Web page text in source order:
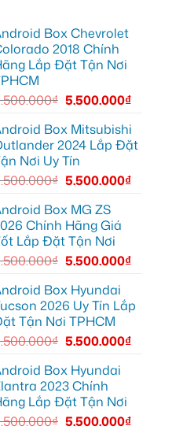
Box Chevrolet
2018 Chính
Lắp Đặt Tận Nơi
₫ 5.500.000₫
Box Mitsubishi
2024 Lắp Đặt
Nơi Uy Tín
₫ 5.500.000₫
Box MG ZS
Chính Hãng Giá
Lắp Đặt Tận Nơi
₫ 5.500.000₫
Box Hyundai
2026 Uy Tín Lắp
Tận Nơi TPHCM
₫ 5.500.000₫
Box Hyundai
2023 Chính
Lắp Đặt Tận Nơi
₫ 5.500.000₫